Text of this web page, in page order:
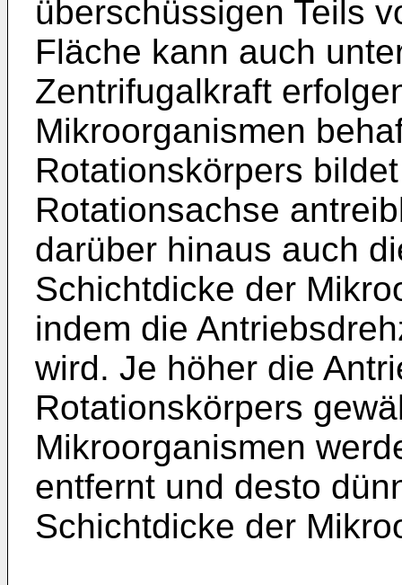
überschüssigen Teils
Fläche kann auch
Zentrifugalkraft
Mikroorganismen
Rotationskörpers
Rotationsachse
darüber hinaus auch
Schichtdicke der
indem die
wird. Je höher die
Rotationskörpers
Mikroorganismen
entfernt und desto
Schichtdicke der